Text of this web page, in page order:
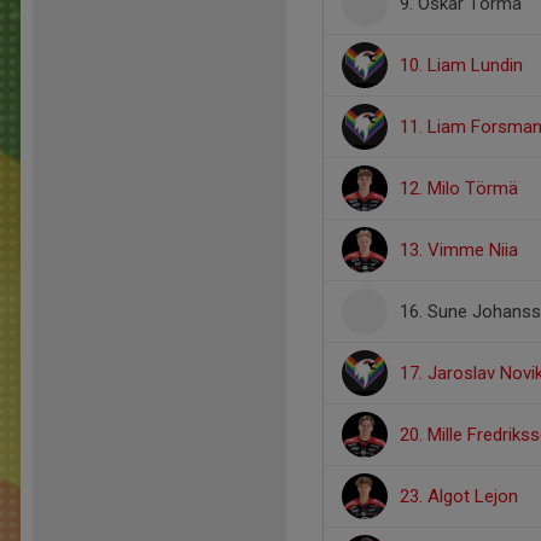
10. Liam Lundin
11. Liam Forsman
12. Milo Törmä
13. Vimme Niia
16. Sune
17. Jaroslav
20. Mille
23. Algot Lejon